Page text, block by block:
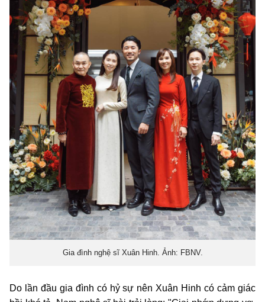
Gia đình nghệ sĩ Xuân Hinh. Ảnh: FBNV.
Do lần đầu gia đình có hỷ sự nên Xuân Hinh có cảm giác